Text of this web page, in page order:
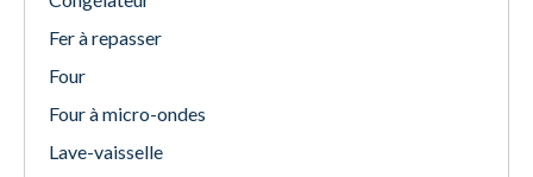
Fer à repasser
Four
Four à micro-ondes
Lave-vaisselle